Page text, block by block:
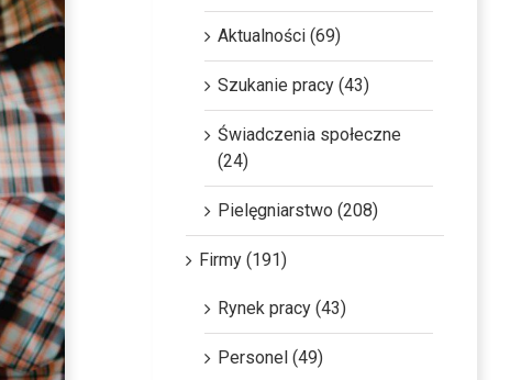
Aktualności (69)
Szukanie pracy (43)
Świadczenia społeczne
(24)
Pielęgniarstwo (208)
Firmy (191)
Rynek pracy (43)
Personel (49)